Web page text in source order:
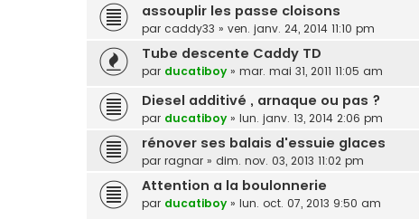
assouplir les passe cloisons
par caddy33 » ven. janv. 24, 2014 11:10 pm
Tube descente Caddy TD
par ducatiboy » mar. mai 31, 2011 11:05 am
Diesel additivé , arnaque ou pas ?
par ducatiboy » lun. janv. 13, 2014 2:06 pm
rénover ses balais d'essuie glaces
par ragnar » dim. nov. 03, 2013 11:02 pm
Attention a la boulonnerie
par ducatiboy » lun. oct. 07, 2013 9:50 am